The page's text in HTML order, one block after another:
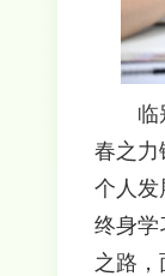
临
春之力
个人发
终身学
之路